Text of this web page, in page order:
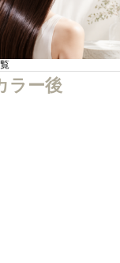
ラー後